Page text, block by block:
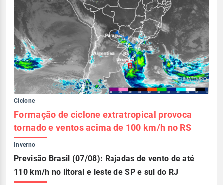
Ciclone
Formação de ciclone extratropical provoca
tornado e ventos acima de 100 km/h no RS
Inverno
Previsão Brasil (07/08): Rajadas de vento de até
110 km/h no litoral e leste de SP e sul do RJ